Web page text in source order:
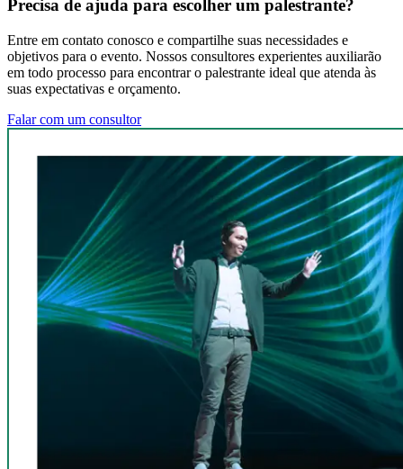
Precisa de ajuda para escolher um palestrante?
Entre em contato conosco e compartilhe suas necessidades e
objetivos para o evento. Nossos consultores experientes auxiliarão
em todo processo para encontrar o palestrante ideal que atenda às
suas expectativas e orçamento.
Falar com um consultor